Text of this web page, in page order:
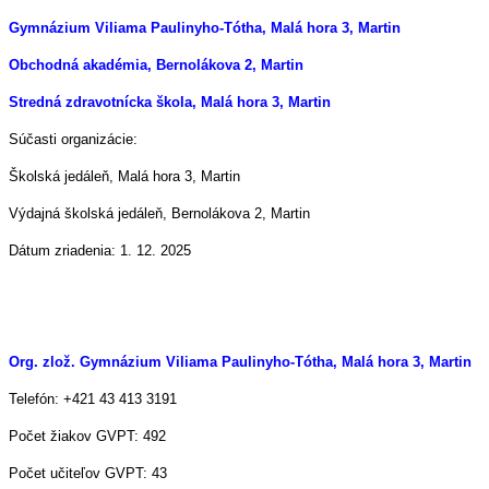
Gymnázium Viliama Paulinyho-Tótha, Malá hora 3, Martin
Obchodná akadémia, Bernolákova 2, Martin
Stredná zdravotnícka škola, Malá hora 3, Martin
Súčasti organizácie:
Školská jedáleň, Malá hora 3, Martin
Výdajná školská jedáleň, Bernolákova 2, Martin
Dátum zriadenia: 1. 12. 2025
Org. zlož. Gymnázium Viliama Paulinyho-Tótha, Malá hora 3, Martin
Telefón: +421 43 413 3191
Počet žiakov GVPT: 492
Počet učiteľov GVPT: 43